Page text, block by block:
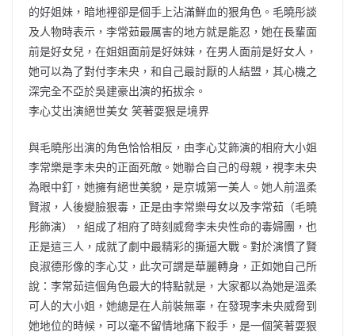
的好姐妹，暗地裡卻是個手上沾滿鮮血的狠角色。毛曉彤談
及人物時表示，李常茹最厲害的地方就是能忍，她在長輩面
前是好女兒，在姐姐面前是好妹妹，在男人面前是好女人，
她可以為了對付李未央，和自己最討厭的人結盟，其心機之
深完全不亞於吳建豪出演的拓拔余。
李心艾出演絕世美女 笑著耍狠是境界
與毛曉彤出演的角色恰恰相反，由李心艾飾演的相府大小姐
李常樂是李未央的正面死敵。她聯合自己的母親，視李未央
為眼中釘，她擁有絕世美貌，是京城第一美人。她人前溫柔
賢淑，人後變臉狠毒，正是由李常樂母女以及李常茹（毛曉
彤飾演），組成了相府了時刻威脅李未央性命的毒婦團，也
正是這三人，成就了劇中最精彩的撕逼大戰。對於演慣了賢
良淑德形像的李心艾，此次可謂是華麗轉身，正如她自己所
說：李常茹這個角色最大的特點就是，大家都以為她是溫柔
可人的大小姐，她總是在人前裝無辜，在發現李未央威脅到
她地位的時候，可以毫不留情地痛下殺手，是一個笑著耍狠